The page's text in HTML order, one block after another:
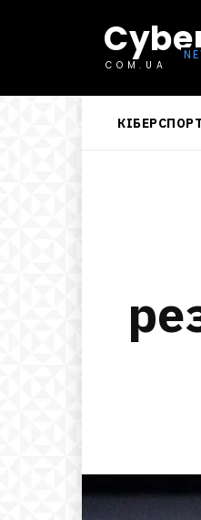
COM.UA
КІБЕРСПОРТ